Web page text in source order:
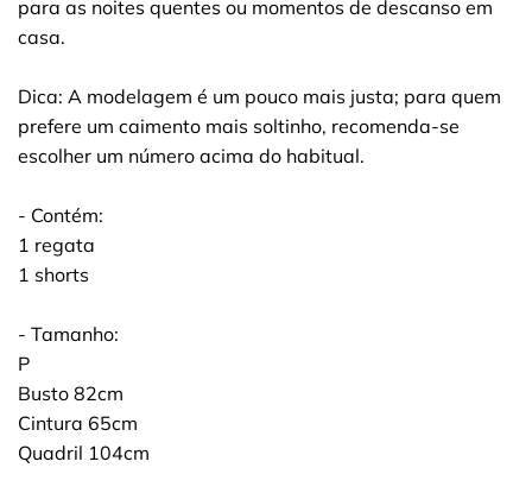
para as noites quentes ou momentos de descanso em
casa.
Dica: A modelagem é um pouco mais justa; para quem
prefere um caimento mais soltinho, recomenda-se
escolher um número acima do habitual.
- Contém:
1 regata
1 shorts
- Tamanho:
P
Busto 82cm
Cintura 65cm
Quadril 104cm